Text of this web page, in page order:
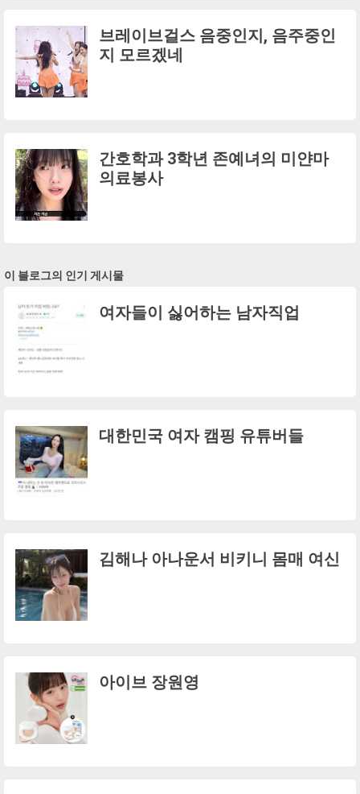
브레이브걸스 음중인지, 음주중인
지 모르겠네
간호학과 3학년 존예녀의 미얀마
의료봉사
이 블로그의 인기 게시물
여자들이 싫어하는 남자직업
대한민국 여자 캠핑 유튜버들
김해나 아나운서 비키니 몸매 여신
아이브 장원영